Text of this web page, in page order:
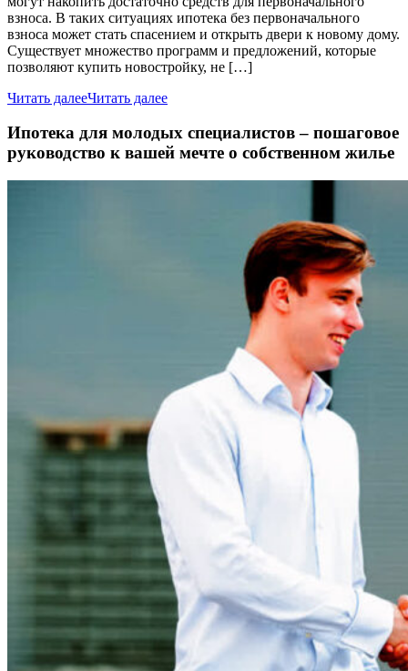
взноса. В таких ситуациях ипотека без первоначального
взноса может стать спасением и открыть двери к новому дому.
Существует множество программ и предложений, которые
позволяют купить новостройку, не […]
Читать далееЧитать далее
Ипотека для молодых специалистов – пошаговое
руководство к вашей мечте о собственном жилье